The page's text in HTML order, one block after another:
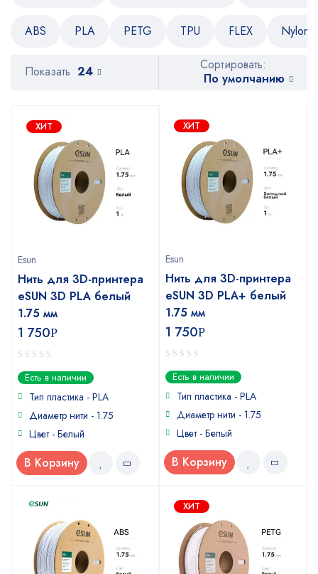
ABS PLA PETG TPU FLEX Nylon
Сортировать:
По умолчанию
Показать 24
ХИТ
Esun
Нить для 3D-принтера
eSUN 3D PLA белый
1.75 мм
1 750Р
0
out
of
Есть в наличии
Тип пластика - PLA
Диаметр нити - 1.75
Цвет - Белый
В Корзину
ХИТ
Esun
Нить для 3D-принтера
eSUN 3D PLA+ белый
1.75 мм
1 750Р
0
out
of
Есть в наличии
Тип пластика - PLA
Диаметр нити - 1.75
Цвет - Белый
В Корзину
ХИТ